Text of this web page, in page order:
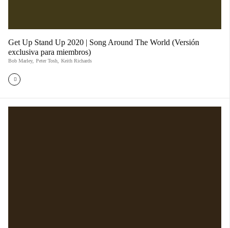
Get Up Stand Up 2020 | Song Around The World (Versión
exclusiva para miembros)
Bob Marley, Peter Tosh Keith Richards